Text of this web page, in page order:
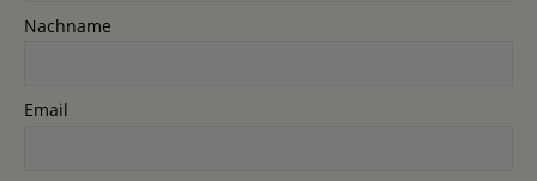
Nachname
Email